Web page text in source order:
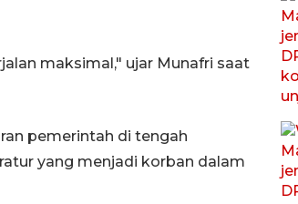
maksimal," ujar Munafri saat
pemerintah di tengah
yang menjadi korban dalam